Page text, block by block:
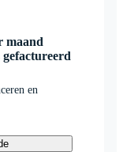
maand
en